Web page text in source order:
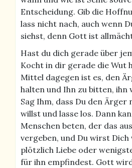
Entscheidung. Gib die
lass nicht nach, auch wenn
siehst, denn Gott ist
Hast du dich gerade über
Kocht in dir gerade die Wut
Mittel dagegen ist es, den
halten und Ihn zu bitten, ihn
Sag Ihm, dass Du den Ärger
willst und lasse los. Dann
Menschen beten, der das
vergeben, und Du wirst Dich
plötzlich Liebe oder
für ihn empfindest. Gott